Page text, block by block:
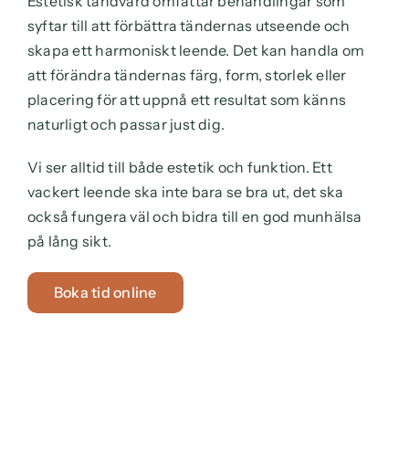
syftar till att förbättra tändernas utseende och
skapa ett harmoniskt leende. Det kan handla om
att förändra tändernas färg, form, storlek eller
placering för att uppnå ett resultat som känns
naturligt och passar just dig.
Vi ser alltid till både estetik och funktion. Ett
vackert leende ska inte bara se bra ut, det ska
också fungera väl och bidra till en god munhälsa
på lång sikt.
Boka tid online